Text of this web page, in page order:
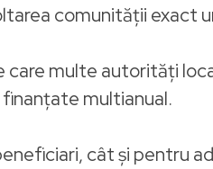
comunității exact
multe autorități
multianual.
cât și pentru